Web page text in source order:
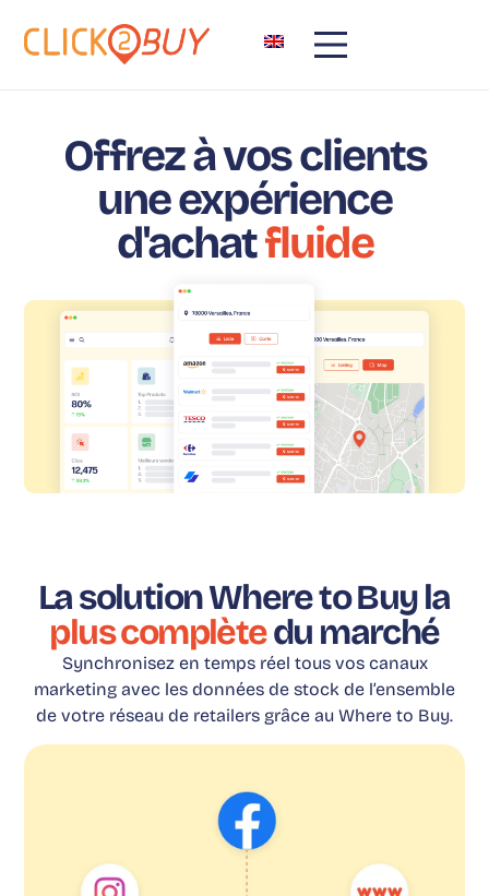
Offrez à vos clients
une expérience
d'achatfluide
La solution Where to Buy la
plus complètedu marché
Synchronisez en temps réel tous vos canaux
marketing avec les données de stock de l’ensemble
de votre réseau de retailers grâce au Where to Buy.